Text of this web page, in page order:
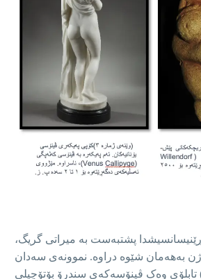
پشتبەست بە میراتی گریگ،
ژن بەهەمان شێوە دراوە. نموونەی سەدان
تابلۆی وەک ڤینۆسەکەی سندرۆ بۆتۆچیلی (Sandro Botticelli)،